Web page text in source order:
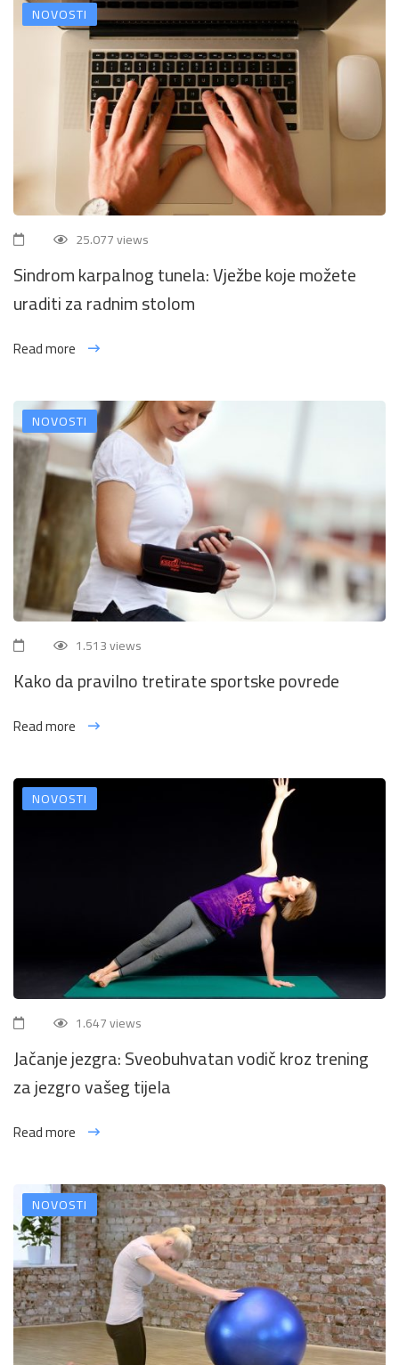
NOVOSTI
25.077 views
Sindrom karpalnog tunela: Vježbe koje možete
uraditi za radnim stolom
Read more
NOVOSTI
1.513 views
Kako da pravilno tretirate sportske povrede
Read more
NOVOSTI
1.647 views
Jačanje jezgra: Sveobuhvatan vodič kroz trening
za jezgro vašeg tijela
Read more
NOVOSTI